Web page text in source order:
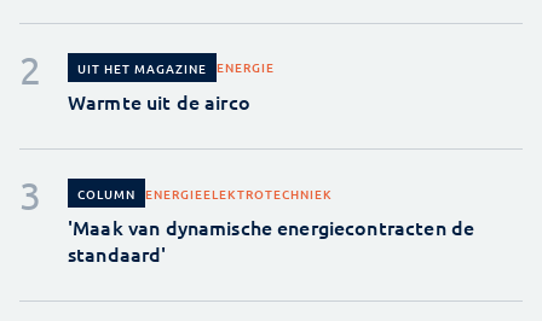
UIT HET MAGAZINE ENERGIE
Warmte uit de airco
COLUMN ENERGIEELEKTROTECHNIEK
'Maak van dynamische energiecontracten de
standaard'